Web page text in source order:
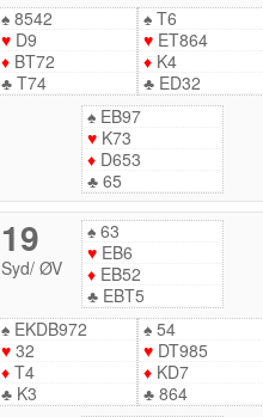
♠ 8542
♥ D9
♦ BT72
♣ T74
♠ T6
♥ ET864
♦ K4
♣ ED32
♠EB97
♥K73
♦D653
♣65
19
Syd/ ØV
♠63
♥EB6
♦EB52
♣EBT5
♠ EKDB972
♥ 32
♦ T4
♣ K3
♠ 54
♥ DT985
♦ KD7
♣ 864